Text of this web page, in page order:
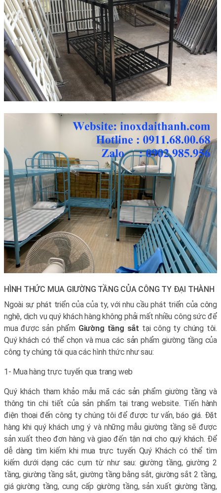
HÌNH THỨC MUA GIƯỜNG TẦNG CỦA CÔNG TY ĐẠI THÀNH
Ngoài sự phát triển của của ty, với nhu cầu phát triển của công
nghệ, dịch vụ quý khách hàng không phải mất nhiều công sức để
mua được sản phẩm Giường tầng sắt tại công ty chúng tôi.
Quý khách có thể chọn và mua các sản phẩm giường tầng của
công ty chúng tôi qua các hình thức như sau:
1- Mua hàng trực tuyến qua trang web
Quý khách tham khảo mẫu mã các sản phẩm giường tầng và
thông tin chi tiết của sản phẩm tại trang website. Tiến hành
điện thoại đến công ty chúng tôi để được tư vấn, báo giá. Đặt
hàng khi quý khách ưng ý và những mẫu giường tầng sẽ được
sản xuất theo đơn hàng và giao đến tận nơi cho quý khách. Để
dễ dàng tìm kiếm khi mua trực tuyến Quý Khách có thể tìm
kiếm dưới dạng các cụm từ như sau: giường tầng, giường 2
tầng, giường tầng sắt, giường tầng bằng sắt, giường sắt 2 tầng,
giá giường tầng, cung cấp giường tầng, sản xuất giường tầng,